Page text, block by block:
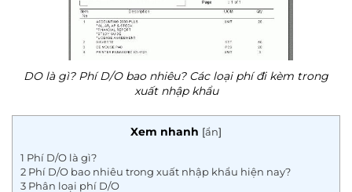
DO là gì? Phí D/O bao nhiêu? Các loại phí đi kèm trong
xuất nhập khẩu
Xem nhanh [ẩn]
1 Phí D/O là gì?
2 Phí D/O bao nhiêu trong xuất nhập khẩu hiện nay?
3 Phân loại phí D/O